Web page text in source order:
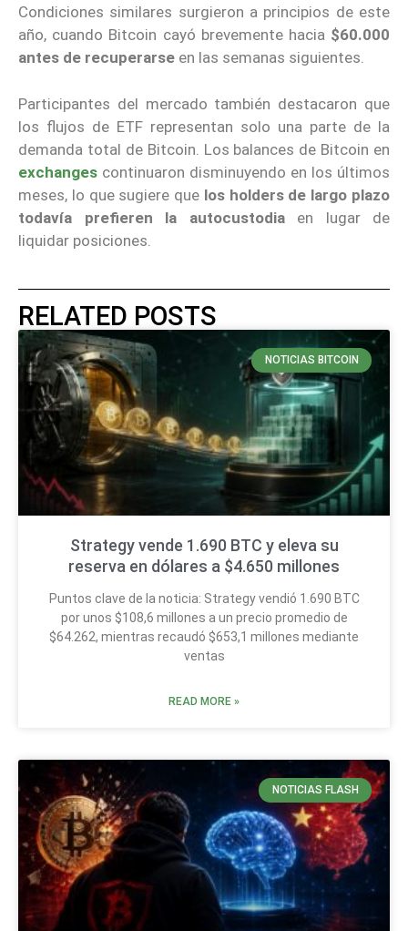
Condiciones similares surgieron a principios de este
año, cuando Bitcoin cayó brevemente hacia $60.000
antes de recuperarse en las semanas siguientes.
Participantes del mercado también destacaron que
los flujos de ETF representan solo una parte de la
demanda total de Bitcoin. Los balances de Bitcoin en
exchanges continuaron disminuyendo en los últimos
meses, lo que sugiere que los holders de largo plazo
todavía prefieren la autocustodiaen lugar de
liquidar posiciones.
RELATED POSTS
NOTICIAS BITCOIN
Strategy vende 1.690 BTC y eleva su
reserva en dólares a $4.650 millones
Puntos clave de la noticia: Strategy vendió 1.690 BTC
por unos $108,6 millones a un precio promedio de
$64.262, mientras recaudó $653,1 millones mediante
ventas
READ MORE »
NOTICIAS FLASH